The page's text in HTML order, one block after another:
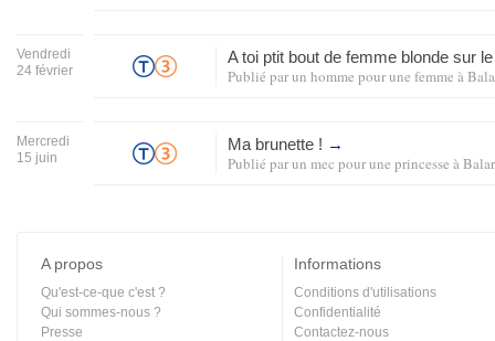
Vendredi
24 février
A toi ptit bout de femme blonde sur
Publié parun homme pour une femme à
Mercredi
15 juin
Ma brunette ! →
Publié parun mec pour une princesse à
A propos
Qu'est-ce-que c'est ?
Qui sommes-nous ?
Presse
Informations
Conditions d'utilisations
Confidentialité
Contactez-nous